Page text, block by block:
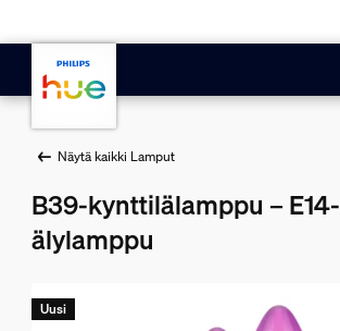
Näytä kaikki Lamput
B39-kynttilälamppu – E14-
älylamppu
Uusi